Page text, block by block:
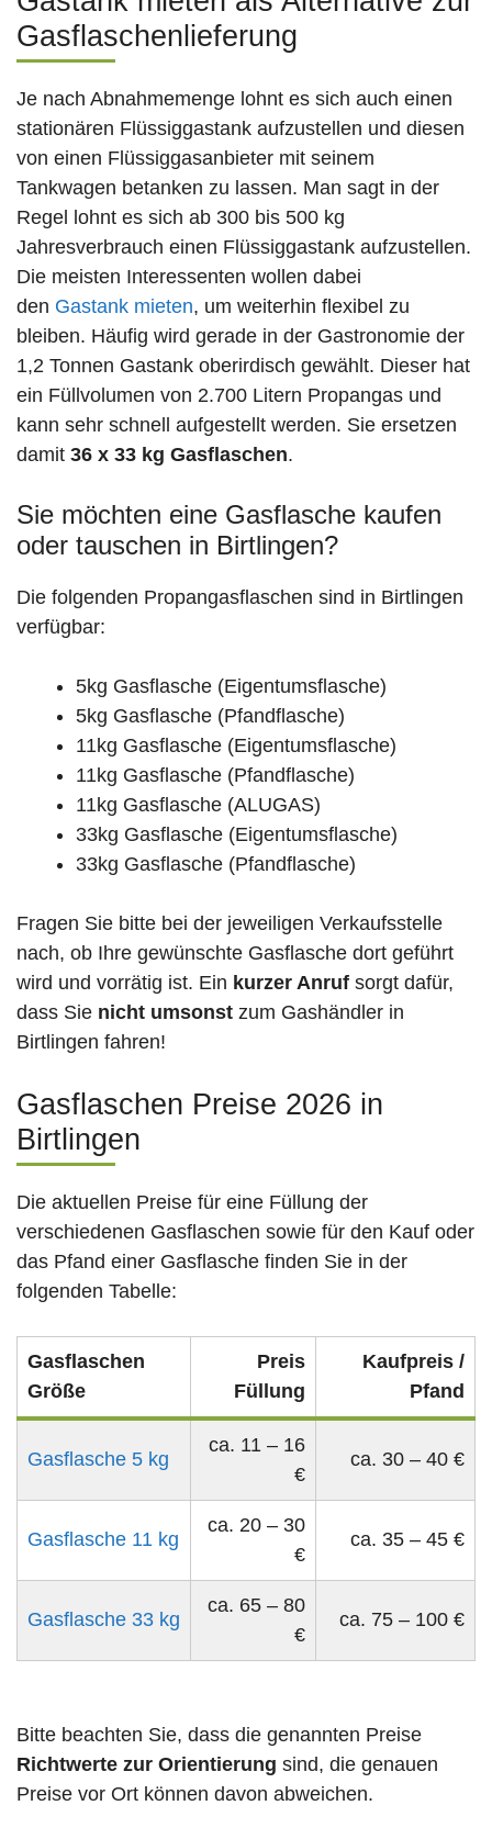
Gasflaschenlieferung
Je nach Abnahmemenge lohnt es sich auch einen
stationären Flüssiggastank aufzustellen und diesen
von einen Flüssiggasanbieter mit seinem
Tankwagen betanken zu lassen. Man sagt in der
Regel lohnt es sich ab 300 bis 500 kg
Jahresverbrauch einen Flüssiggastank aufzustellen.
Die meisten Interessenten wollen dabei
den Gastank mieten, um weiterhin flexibel zu
bleiben. Häufig wird gerade in der Gastronomie der
1,2 Tonnen Gastank oberirdisch gewählt. Dieser hat
ein Füllvolumen von 2.700 Litern Propangas und
kann sehr schnell aufgestellt werden. Sie ersetzen
damit 36 x 33 kg Gasflaschen.
Sie möchten eine Gasflasche kaufen
oder tauschen in Birtlingen?
Die folgenden Propangasflaschen sind in Birtlingen
verfügbar:
5kg Gasflasche (Eigentumsflasche)
5kg Gasflasche (Pfandflasche)
11kg Gasflasche (Eigentumsflasche)
11kg Gasflasche (Pfandflasche)
11kg Gasflasche (ALUGAS)
33kg Gasflasche (Eigentumsflasche)
33kg Gasflasche (Pfandflasche)
Fragen Sie bitte bei der jeweiligen Verkaufsstelle
nach, ob Ihre gewünschte Gasflasche dort geführt
wird und vorrätig ist. Ein kurzer Anruf sorgt dafür,
dass Sie nicht umsonst zum Gashändler in
Birtlingen fahren!
Gasflaschen Preise 2026 in
Birtlingen
Die aktuellen Preise für eine Füllung der
verschiedenen Gasflaschen sowie für den Kauf oder
das Pfand einer Gasflasche finden Sie in der
folgenden Tabelle:
Gasflaschen
Größe
Preis
Füllung
Kaufpreis /
Pfand
Gasflasche 5 kg
ca. 11 – 16
€
ca. 30 – 40 €
Gasflasche 11 kg
ca. 20 – 30
€
ca. 35 – 45 €
Gasflasche 33 kg
ca. 65 – 80
€
ca. 75 – 100 €
Bitte beachten Sie, dass die genannten Preise
Richtwerte zur Orientierung sind, die genauen
Preise vor Ort können davon abweichen.